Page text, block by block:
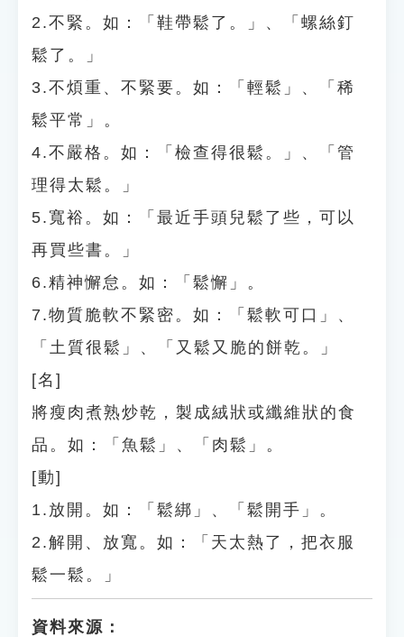
2.不緊。如：「鞋帶鬆了。」、「螺絲釘
鬆了。」
3.不煩重、不緊要。如：「輕鬆」、「稀
鬆平常」。
4.不嚴格。如：「檢查得很鬆。」、「管
理得太鬆。」
5.寬裕。如：「最近手頭兒鬆了些，可以
再買些書。」
6.精神懈怠。如：「鬆懈」。
7.物質脆軟不緊密。如：「鬆軟可口」、
「土質很鬆」、「又鬆又脆的餅乾。」
[名]
將瘦肉煮熟炒乾，製成絨狀或纖維狀的食
品。如：「魚鬆」、「肉鬆」。
[動]
1.放開。如：「鬆綁」、「鬆開手」。
2.解開、放寬。如：「天太熱了，把衣服
鬆一鬆。」
資料來源：